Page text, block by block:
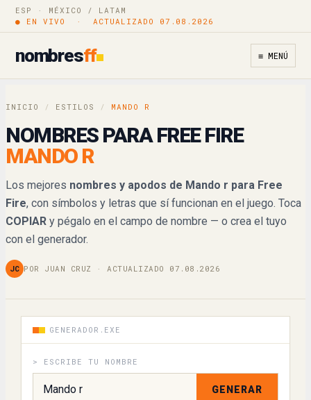
ESP · MÉXICO / LATAM
● EN VIVO · ACTUALIZADO 07.08.2026
nombresff ≡ MENÚ
INICIO / ESTILOS / MANDO R
NOMBRES PARA FREE FIRE
MANDO R
Los mejores nombres y apodos de Mando r para Free
Fire, con símbolos y letras que sí funcionan en el juego. Toca
COPIAR y pégalo en el campo de nombre — o crea el tuyo
con el generador.
JC POR JUAN CRUZ · ACTUALIZADO 07.08.2026
GENERADOR.EXE
> ESCRIBE TU NOMBRE
GENERAR
M@n∂☯☈
𝔐𝔞𝔫𝔡𝔬𝔯 Copiar
𝓜𝓪𝓷𝓭𝓸𝓻 Copiar
𝕄𝕒𝕟𝕕𝕠𝕣
𝐌𝐚𝐧𝐝𝐨𝐫 Copiar
𝙈𝙖𝙣𝙙𝙤𝙧 Copiar
ꁒandor
ꂵandor